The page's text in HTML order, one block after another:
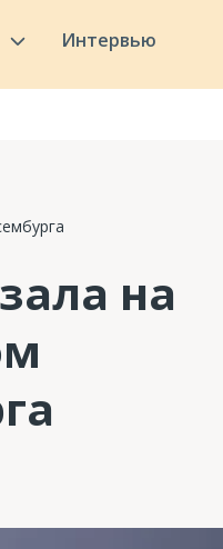
Интервью
на